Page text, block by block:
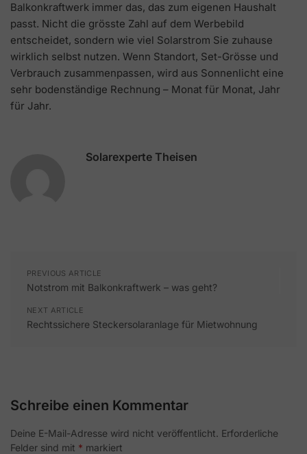
Balkonkraftwerk immer das, das zum eigenen Haushalt
passt. Nicht die grösste Zahl auf dem Werbebild
entscheidet, sondern wie viel Solarstrom Sie zuhause
wirklich selbst nutzen. Wenn Standort, Set-Grösse und
Verbrauch zusammenpassen, wird aus Sonnenlicht eine
sehr bodenständige Rechnung – Monat für Monat, Jahr
für Jahr.
Solarexperte Theisen
PREVIOUS ARTICLE
Notstrom mit Balkonkraftwerk – was geht?
NEXT ARTICLE
Rechtssichere Steckersolaranlage für Mietwohnung
Schreibe einen Kommentar
Deine E-Mail-Adresse wird nicht veröffentlicht. Erforderliche
Felder sind mit * markiert